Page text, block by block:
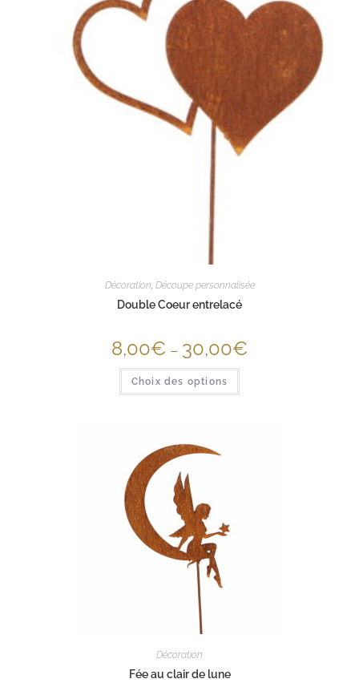
Décoration, Découpe personnalisée
Double Coeur entrelacé
8,00€ – 30,00€
Choix des options
Décoration
Fée au clair de lune